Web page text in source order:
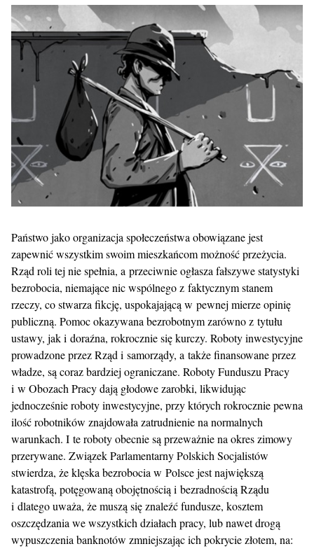
Państwo jako organizacja społeczeństwa obowiązane jest
zapewnić wszystkim swoim mieszkańcom możność przeżycia.
Rząd roli tej nie spełnia, a przeciwnie ogłasza fałszywe statystyki
bezrobocia, niemające nic wspólnego z faktycznym stanem
rzeczy, co stwarza fikcję, uspokajającą w pewnej mierze opinię
publiczną. Pomoc okazywana bezrobotnym zarówno z tytułu
ustawy, jak i doraźna, rokrocznie się kurczy. Roboty inwestycyjne
prowadzone przez Rząd i samorządy, a także finansowane przez
władze, są coraz bardziej ograniczane. Roboty Funduszu Pracy
i w Obozach Pracy dają głodowe zarobki, likwidując
jednocześnie roboty inwestycyjne, przy których rokrocznie pewna
ilość robotników znajdowała zatrudnienie na normalnych
warunkach. I te roboty obecnie są przeważnie na okres zimowy
przerywane. Związek Parlamentarny Polskich Socjalistów
stwierdza, że klęska bezrobocia w Polsce jest największą
katastrofą, potęgowaną obojętnością i bezradnością Rządu
i dlatego uważa, że muszą się znaleźć fundusze, kosztem
oszczędzania we wszystkich działach pracy, lub nawet drogą
wypuszczenia banknotów zmniejszając ich pokrycie złotem, na: